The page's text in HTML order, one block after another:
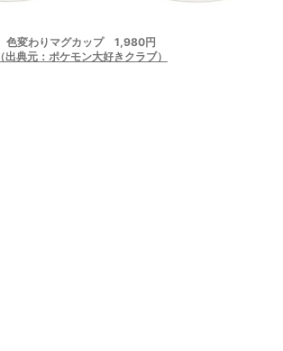
色変わりマグカップ 1,980円
（出典元：ポケモン大好きクラブ）